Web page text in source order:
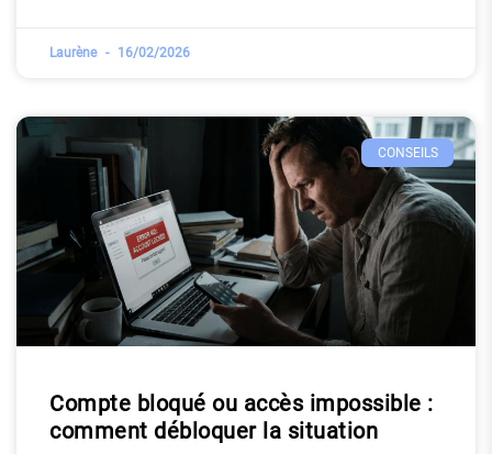
Laurène 16/02/2026
CONSEILS
Compte bloqué ou accès impossible :
comment débloquer la situation